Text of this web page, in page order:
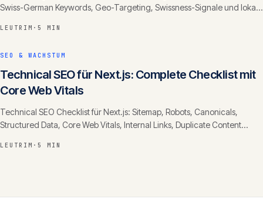
Swiss-German Keywords, Geo-Targeting, Swissness-Signale und lokale
LEUTRIM · 5 MIN
SEO & WACHSTUM
Technical SEO für Next.js: Complete Checklist mit
Core Web Vitals
Technical SEO Checklist für Next.js: Sitemap, Robots, Canonicals,
Structured Data, Core Web Vitals, Internal Links, Duplicate Content
LEUTRIM · 5 MIN